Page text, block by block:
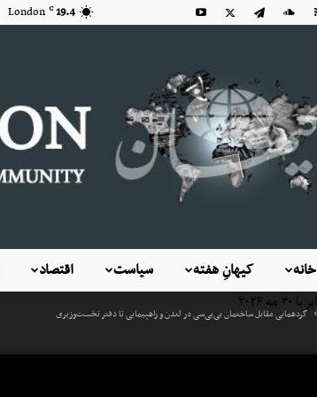
19.4
C
London
اقتصاد سیاست کیهانِ هفته خانه
گردهمایی مقابل ساختمان بی‌بی‌سی در لندن و راهپیمایی تا دفتر نخست‌وزیری